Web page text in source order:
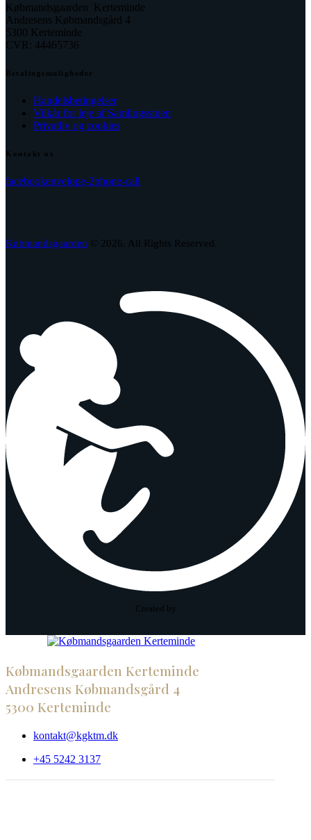
Købmandsgaarden Kerteminde
Andresens Købmandsgård 4
5300 Kerteminde
CVR: 44465736
Betalingsmuligheder
Handelsbetingelser
Vilkår for leje af Samlingsstuen
Privatliv og cookies
Kontakt os
facebookenvelope-2phone-call
Købmandsgaarden © 2026. All Rights Reserved.
Created by
Købmandsgaarden Kerteminde
Andresens Købmandsgård 4
5300 Kerteminde
kontakt@kgktm.dk
+45 5242 3137